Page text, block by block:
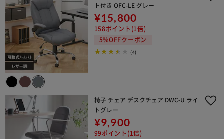
ト付き OFC-LE グレー
¥15,800
158ポイント(1倍)
5%OFFクーポン
(4)
椅子 チェア デスクチェア DWC-U ライ
トグレー
¥9,900
99ポイント(1倍)